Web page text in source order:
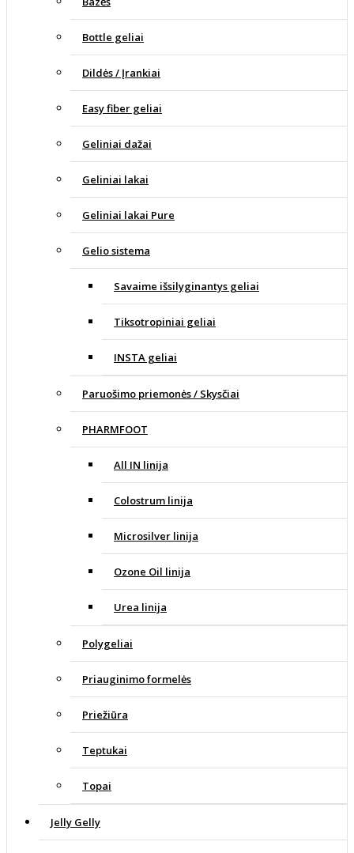
Bottle geliai
Dildės / Įrankiai
Easy fiber geliai
Geliniai dažai
Geliniai lakai
Geliniai lakai Pure
Gelio sistema
Savaime išsilyginantys geliai
Tiksotropiniai geliai
INSTA geliai
Paruošimo priemonės / Skysčiai
PHARMFOOT
All IN linija
Colostrum linija
Microsilver linija
Ozone Oil linija
Urea linija
Polygeliai
Priauginimo formelės
Priežiūra
Teptukai
Topai
Jelly Gelly